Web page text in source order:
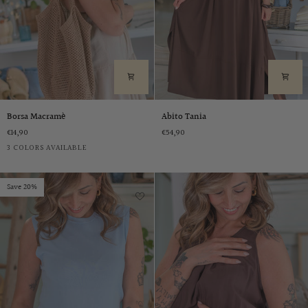
Borsa
Macramè
Borsa Macramè
€14,90
3 COLORS AVAILABLE
Cammello
PannaOcra
Abito
Tania
Abito Tania
€54,90
Save 20%